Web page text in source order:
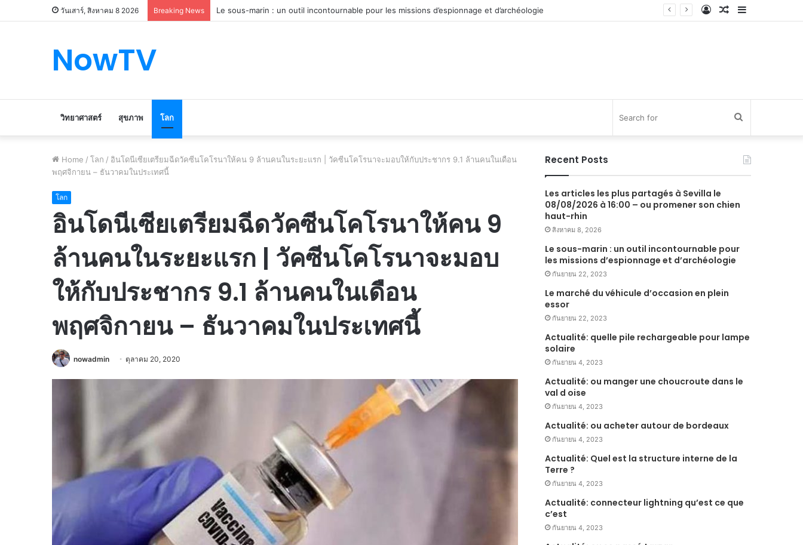
วันเสาร์, สิงหาคม 8 2026 Breaking News Le marché du véhicule d’occasion en plein essor Sidebar
Random
Log
NowTV
วิทยาศาสตร์ สุขภาพ โลก
for
Home / โลก / อินโดนีเซียเตรียมฉีดวัคซีนโคโรนาให้คน 9 ล้านคนในระยะแรก | วัคซีนโคโรนาจะมอบให้กับประชากร 9.1 ล้านคนในเดือน
พฤศจิกายน – ธันวาคมในประเทศนี้
โลก
อินโดนีเซียเตรียมฉีดวัคซีนโคโรนาให้คน 9
ล้านคนในระยะแรก | วัคซีนโคโรนาจะมอบ
ให้กับประชากร 9.1 ล้านคนในเดือน
พฤศจิกายน – ธันวาคมในประเทศนี้
nowadmin ตุลาคม 20, 2020
Recent Posts
Les articles les plus partagés à Sevilla le
08/08/2026 à 16:00 – ou promener son chien
haut-rhin
สิงหาคม 8, 2026
Le sous-marin : un outil incontournable pour
les missions d’espionnage et d’archéologie
กันยายน 22, 2023
Le marché du véhicule d’occasion en plein
essor
กันยายน 22, 2023
Actualité: quelle pile rechargeable pour lampe
solaire
กันยายน 4, 2023
Actualité: ou manger une choucroute dans le
val d oise
กันยายน 4, 2023
Actualité: ou acheter autour de bordeaux
กันยายน 4, 2023
Actualité: Quel est la structure interne de la
Terre ?
กันยายน 4, 2023
Actualité: connecteur lightning qu’est ce que
c’est
กันยายน 4, 2023